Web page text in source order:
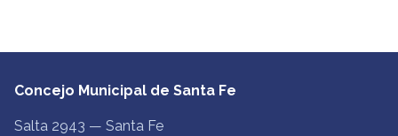
Concejo Municipal de Santa Fe
Salta 2943 — Santa Fe